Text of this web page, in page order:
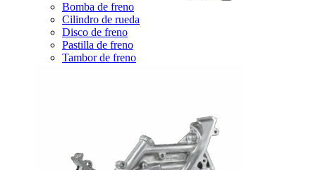
Bomba de freno
Cilindro de rueda
Disco de freno
Pastilla de freno
Tambor de freno